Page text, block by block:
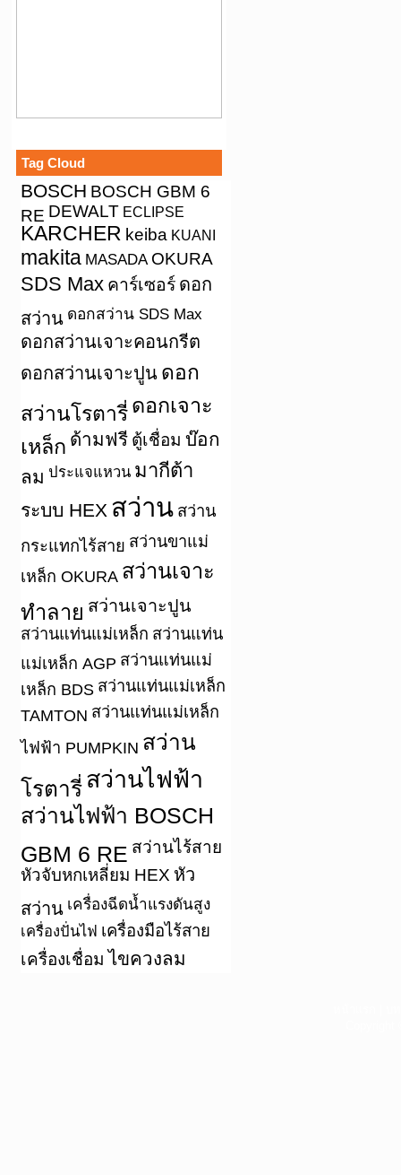
Tag Cloud
BOSCH BOSCH GBM 6
RE DEWALT ECLIPSE
KARCHER keiba KUANI
makita MASADA OKURA
SDS Max คาร์เซอร์ ดอก
สว่าน ดอกสว่าน SDS Max
ดอกสว่านเจาะคอนกรีต
ดอกสว่านเจาะปูน ดอก
สว่านโรตารี่ ดอกเจาะ
เหล็ก ด้ามฟรี ตู้เชื่อม บ๊อก
ลม ประแจแหวน มากีต้า
ระบบ HEX สว่าน สว่าน
กระแทกไร้สาย สว่านขาแม่
เหล็ก OKURA สว่านเจาะ
ทำลาย สว่านเจาะปูน
สว่านแท่นแม่เหล็ก สว่านแท่น
แม่เหล็ก AGP สว่านแท่นแม่
เหล็ก BDS สว่านแท่นแม่เหล็ก
TAMTON สว่านแท่นแม่เหล็ก
ไฟฟ้า PUMPKIN สว่าน
โรตารี่ สว่านไฟฟ้า
สว่านไฟฟ้า BOSCH
GBM 6 RE สว่านไร้สาย
หัวจับหกเหลี่ยม HEX หัว
สว่าน เครื่องฉีดน้ำแรงดันสูง
เครื่องปั่นไฟ เครื่องมือไร้สาย
เครื่องเชื่อม ไขควงลม